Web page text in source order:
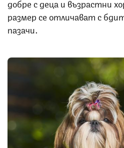
добре с деца и възрастни
размер се отличават с
пазачи.